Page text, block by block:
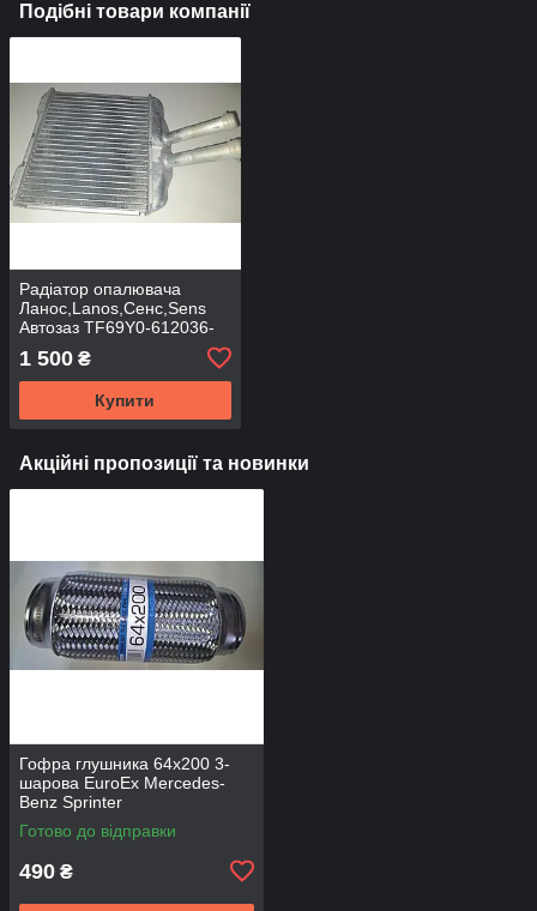
Подібні товари компанії
Радіатор опалювача
Ланос,Lanos,Сенс,Sens
Автозаз TF69Y0-612036-
1 500 ₴
Купити
Акційні пропозиції та новинки
Гофра глушника 64х200 3-
шарова EuroEx Mercedes-
Benz Sprinter
Готово до відправки
490 ₴